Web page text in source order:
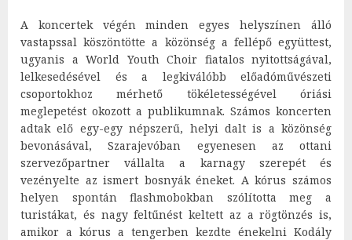
A koncertek végén minden egyes helyszínen álló
vastapssal köszöntötte a közönség a fellépő együttest,
ugyanis a World Youth Choir fiatalos nyitottságával,
lelkesedésével és a legkiválóbb előadóművészeti
csoportokhoz mérhető tökéletességével óriási
meglepetést okozott a publikumnak. Számos koncerten
adtak elő egy-egy népszerű, helyi dalt is a közönség
bevonásával, Szarajevóban egyenesen az ottani
szervezőpartner vállalta a karnagy szerepét és
vezényelte az ismert bosnyák éneket. A kórus számos
helyen spontán flashmobokban szólította meg a
turistákat, és nagy feltűnést keltett az a rögtönzés is,
amikor a kórus a tengerben kezdte énekelni Kodály